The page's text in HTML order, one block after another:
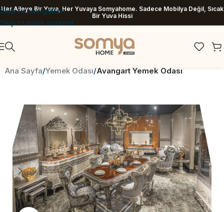
Skip to navigation
Skip to main content
Her Aileye Bir Yuva, Her Yuvaya Somyahome. Sadece Mobilya Değil, Sıcak
Bir Yuva Hissi
Ana Sayfa Yemek Odası Avangart Yemek Odası